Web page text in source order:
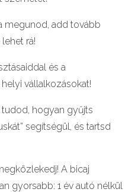
megunod, add tovább
rá!
és a
vállalkozásokat!
tudod, hogyan gyűjts
segítségül, és tartsd
A bicaj
gyorsabb: 1 év autó nélkül